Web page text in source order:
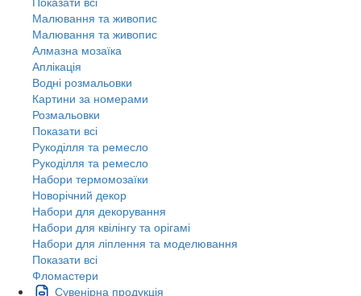
Малювання та живопис
Малювання та живопис
Алмазна мозаїка
Аплікація
Водні розмальовки
Картини за номерами
Розмальовки
Показати всі
Рукоділля та ремесло
Рукоділля та ремесло
Набори термомозаїки
Новорічний декор
Набори для декорування
Набори для квілінгу та орігамі
Набори для ліплення та моделювання
Показати всі
Фломастери
Сувенірна продукція